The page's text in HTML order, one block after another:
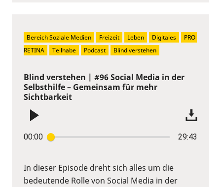
Blind verstehen | #96 Social Media in der
Selbsthilfe – Gemeinsam für mehr
Sichtbarkeit
00:00 29:43
In dieser Episode dreht sich alles um die
bedeutende Rolle von Social Media in der
Bereich Soziale Medien Freizeit Leben Digitales
PRO
RETINA
Teilhabe Podcast Blind verstehen